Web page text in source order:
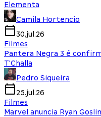
Elementa
Camila Hortencio
30.jul.26
Filmes
Pantera Negra 3 é
T'Challa
Pedro Siqueira
25.jul.26
Filmes
Marvel anuncia Ryan